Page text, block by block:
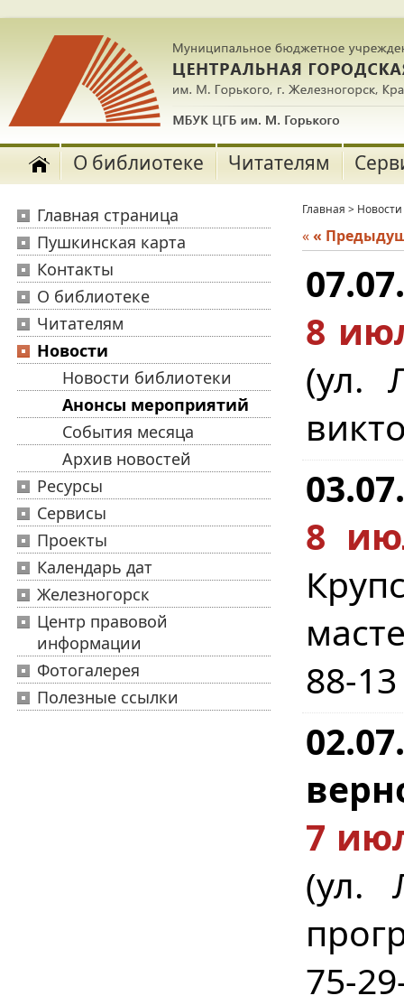
О библиотеке Читателям
Главная страница
Пушкинская карта
Контакты
О библиотеке
Читателям
Новости
Новости библиотеки
Анонсы мероприятий
События месяца
Архив новостей
Ресурсы
Сервисы
Проекты
Календарь дат
Железногорск
Центр правовой
информации
Фотогалерея
Полезные ссылки
Главная > Новости
««
8
(ул.
8
88-13
7
(ул.
75-